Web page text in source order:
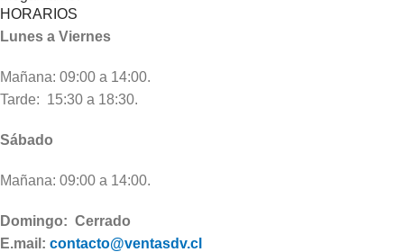
HORARIOS
Lunes a Viernes
Mañana: 09:00 a 14:00.
Tarde: 15:30 a 18:30.
Sábado
Mañana: 09:00 a 14:00.
Domingo: Cerrado
E.mail: contacto@ventasdv.cl